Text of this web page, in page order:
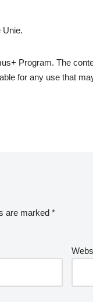
Unie.
Program. The
for any use that
are marked *